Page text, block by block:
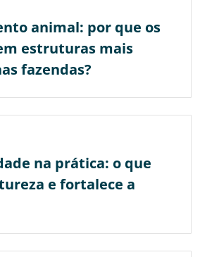
animal: por que os
estruturas mais
fazendas?
na prática: o que
e fortalece a